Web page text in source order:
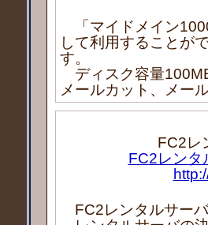
「マイドメイン
して利用することが
す。
ディスク容量
メールカット、メー
FC2レ
FC2レンタ
FC2レンタルサー